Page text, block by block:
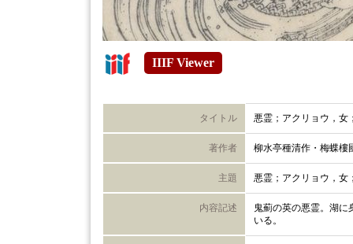
IIIF Viewer
タイトル 悪霊；アクリョウ，女
著作者 柳水亭種清作・梅蝶樓
主題 悪霊；アクリョウ，女
内容記述
鬼薊の英の悪霊。湖
いる。